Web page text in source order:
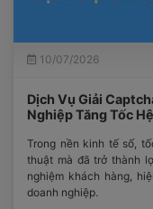
10/07/2026
Dịch Vụ Giải
Nghiệp Tăng Tốc
Trong nền kinh tế số,
thuật mà đã trở thành
nghiệm khách hàng,
doanh nghiệp.